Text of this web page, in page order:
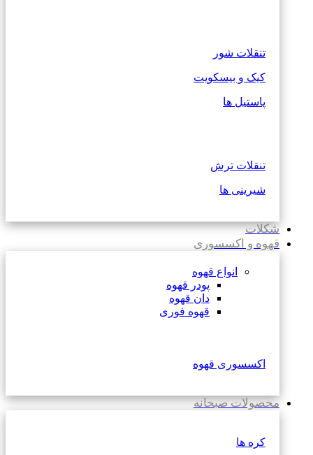
تنقلات شور
کیک و بیسکویت
پاستیل ها
تنقلات ترش
شیرینی ها
شکلات
قهوه و اکسسوری
انواع قهوه
پودر قهوه
دان قهوه
قهوه فوری
اکسسوری قهوه
محصولات صبحانه
کره ها